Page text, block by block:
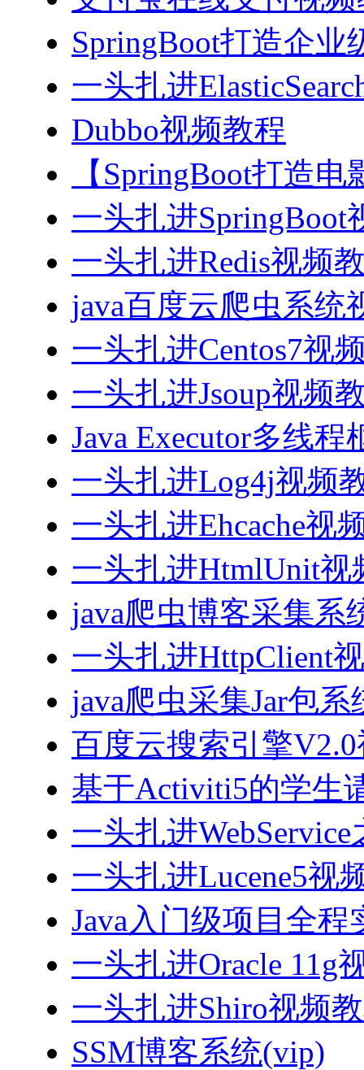
SpringBoot打造企业
一头扎进
Dubbo视频教程
【SpringBoot打造
一头扎进SpringBoot
一头扎进Redis视频
java百度云爬虫系统
一头扎进Centos7视
一头扎进Jsoup视频
Java Executor多线
一头扎进Log4j视频
一头扎进Ehcache视
一头扎进HtmlUnit视
java爬虫博客采集系
一头扎进HttpClient
java爬虫采集Jar包
百度云搜索引擎
基于Activiti5的学生
一头扎进
一头扎进Lucene5视
Java入门级项目全程
一头扎进Oracle 11g
一头扎进Shiro视频
SSM博客系统(vip)